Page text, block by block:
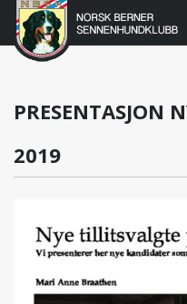
Gå
Norsk
Berner
PRESENTASJON
2019